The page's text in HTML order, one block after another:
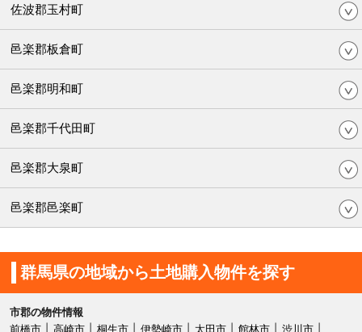
佐波郡玉村町
邑楽郡板倉町
邑楽郡明和町
邑楽郡千代田町
邑楽郡大泉町
邑楽郡邑楽町
群馬県の地域から土地購入物件を探す
市郡の物件情報
前橋市
高崎市 桐生市 伊勢崎市 太田市 館林市 渋川市